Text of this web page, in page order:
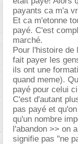
payants ca m'a
Et ca m'etonne
payé. C'est
marché.
Pour l'histoire de
fait payer les
ils ont une
quand meme).
payé pour celui
C'est d'autant
pas payé et
qu'un nombre
l'abandon >> on
signifie pas "ne